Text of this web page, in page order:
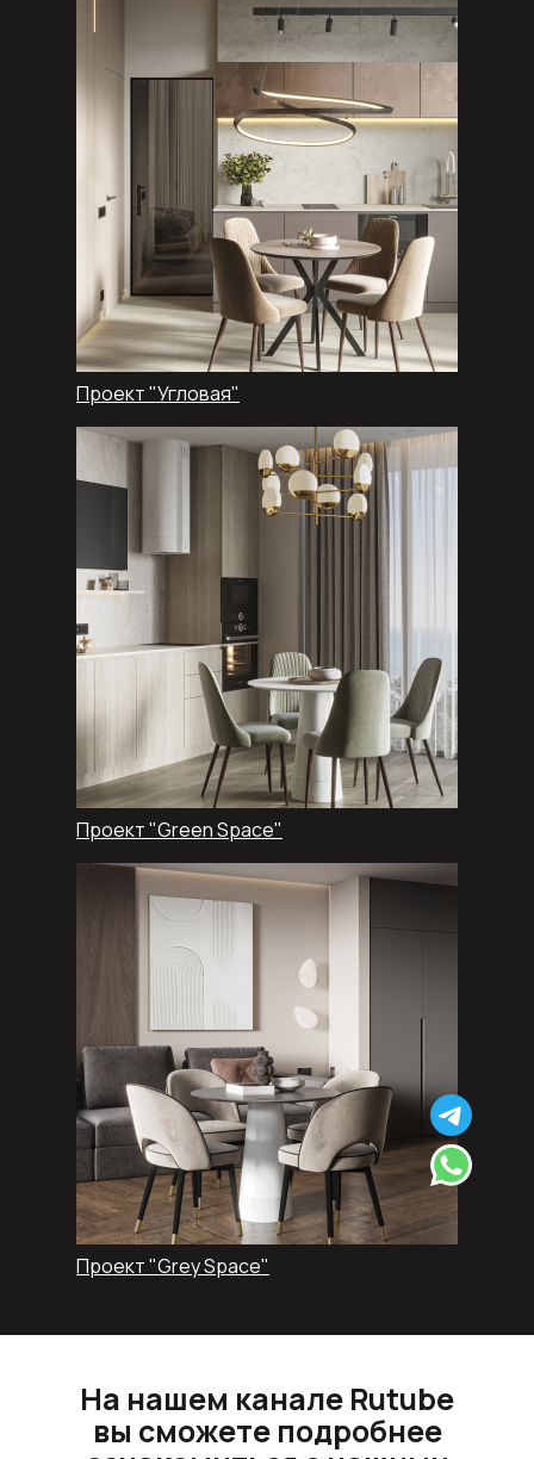
Проект "Угловая"
Проект "Green Space"
Проект "Grey Space"
На нашем канале Rutube
вы сможете подробнее